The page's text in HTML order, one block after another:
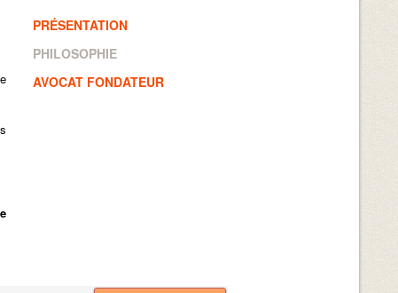
PRÉSENTATION
PHILOSOPHIE
AVOCAT FONDATEUR